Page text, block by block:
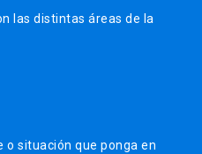
las distintas áreas de la
o situación que ponga en